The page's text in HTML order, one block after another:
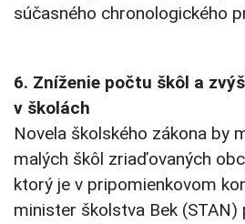
súčasného chronologického
6. Zníženie počtu škôl a
v školách
Novela školského zákona by
malých škôl zriaďovaných
ktorý je v pripomienkovom
minister školstva Bek